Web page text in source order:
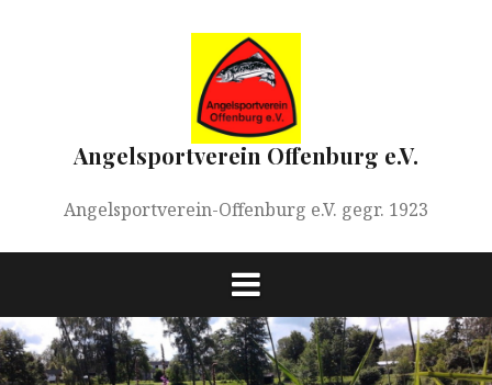
Angelsportverein Offenburg e.V.
Angelsportverein-Offenburg e.V. gegr. 1923